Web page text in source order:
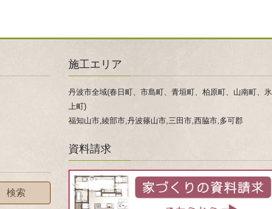
施工エリア
丹波市全域(春日町、市島町、青垣町、柏原町、山南町、氷
上町)
福知山市,綾部市,丹波篠山市,三田市,西脇市,多可郡
資料請求